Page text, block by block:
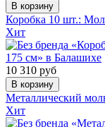
Коробка 10 шт.:
Хит
10 310 руб
Металлический
Хит